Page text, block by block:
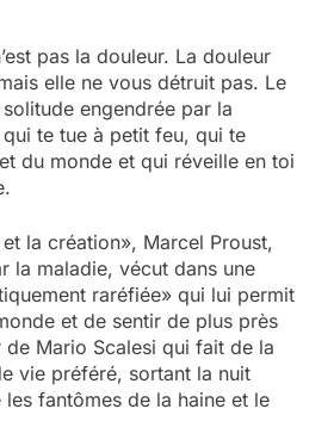
pas la douleur. La douleur
elle ne vous détruit pas. Le
engendrée par la
qui te tue à petit feu, qui te
du monde et qui réveille en toi
la création», Marcel Proust,
la maladie, vécut dans une
raréfiée» qui lui permit
et de sentir de plus près
de Mario Scalesi qui fait de la
vie préféré, sortant la nuit
fantômes de la haine et le